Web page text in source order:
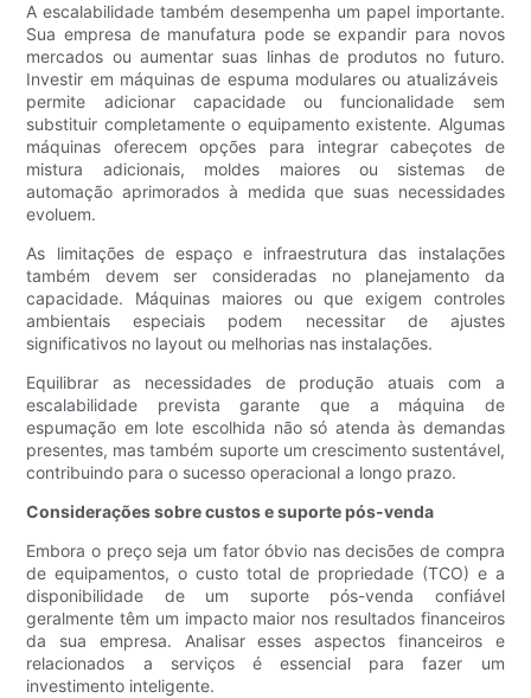
A escalabilidade também desempenha um papel importante.
Sua empresa de manufatura pode se expandir para novos
mercados ou aumentar suas linhas de produtos no futuro.
Investir em máquinas de espuma modulares ou atualizáveis ​​
permite adicionar capacidade ou funcionalidade sem
substituir completamente o equipamento existente. Algumas
máquinas oferecem opções para integrar cabeçotes de
mistura adicionais, moldes maiores ou sistemas de
automação aprimorados à medida que suas necessidades
evoluem.
As limitações de espaço e infraestrutura das instalações
também devem ser consideradas no planejamento da
capacidade. Máquinas maiores ou que exigem controles
ambientais especiais podem necessitar de ajustes
significativos no layout ou melhorias nas instalações.
Equilibrar as necessidades de produção atuais com a
escalabilidade prevista garante que a máquina de
espumação em lote escolhida não só atenda às demandas
presentes, mas também suporte um crescimento sustentável,
contribuindo para o sucesso operacional a longo prazo.
Considerações sobre custos e suporte pós-venda
Embora o preço seja um fator óbvio nas decisões de compra
de equipamentos, o custo total de propriedade (TCO) e a
disponibilidade de um suporte pós-venda confiável
geralmente têm um impacto maior nos resultados financeiros
da sua empresa. Analisar esses aspectos financeiros e
relacionados a serviços é essencial para fazer um
investimento inteligente.